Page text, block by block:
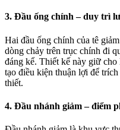
3. Đầu ống chính – duy trì
Hai đầu ống chính của tê
dòng chảy trên trục chính đi
đáng kể. Thiết kế này giữ
tạo điều kiện thuận lợi để
thiết.
4. Đầu nhánh giảm – điểm